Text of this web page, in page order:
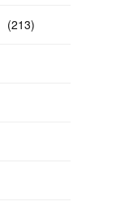
(213)